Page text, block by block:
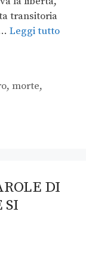
transitoria
Leggi tutto
,morte,
DI
SI